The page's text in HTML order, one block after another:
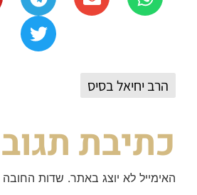
הרב יחיאל בסיס
כתיבת
האימייל לא יוצג באתר. שדות החובה